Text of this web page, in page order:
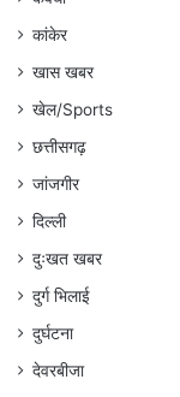
कांकेर
खास खबर
खेल/Sports
छत्तीसगढ़
जांजगीर
दिल्ली
दुःखत खबर
दुर्ग भिलाई
दुर्घटना
देवरबीजा